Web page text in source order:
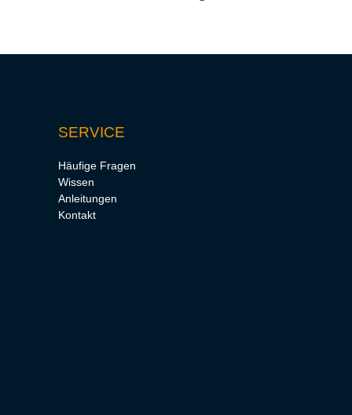
SERVICE
Häufige Fragen
Wissen
Anleitungen
Kontakt